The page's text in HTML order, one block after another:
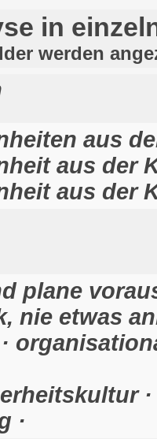
in
werden
aus
aus der
aus der
plane
nie etwas
·